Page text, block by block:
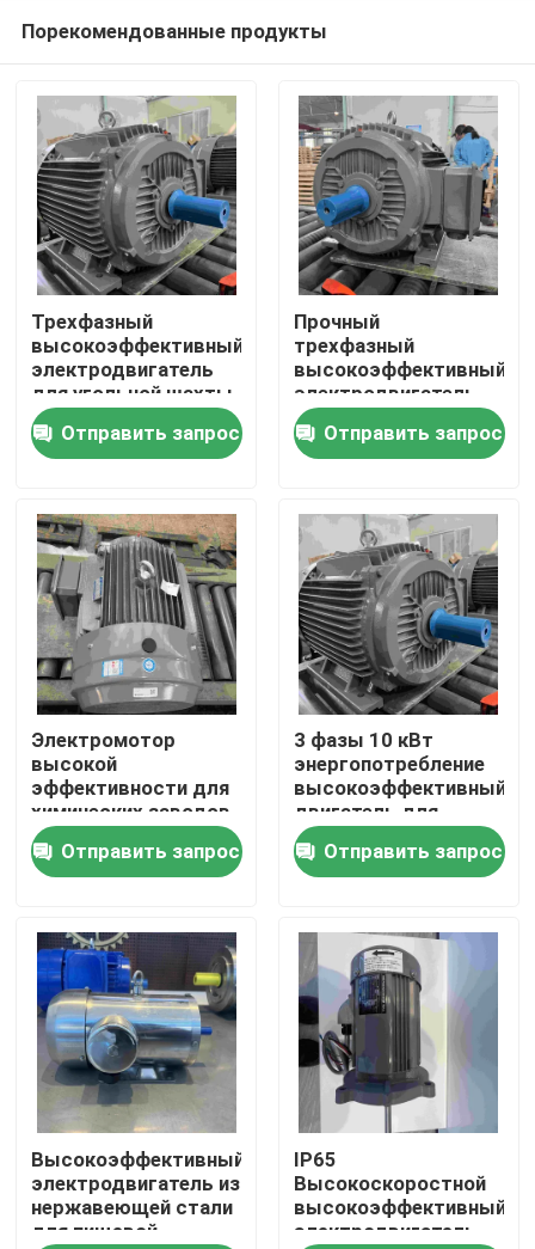
Дом
Продукты
Видео
О нас
Путешествие фабрики
Проверка качества
Свяжитесь мы
Спросите цитату
Электрический двигатель высокой эффективности
Электрические двигатели одиночной фазы
Порекомендованные продукты
Трехфазный
высокоэффективный
электродвигатель
для угольной шахты
Отправить запрос
Прочный
трехфазный
высокоэффективный
электродвигатель
для областей с
пылью с ГОСТом
Отправить запрос
Электромотор
высокой
эффективности для
химических заводов
Отправить запрос
3 фазы 10 кВт
энергопотребление
высокоэффективный
двигатель для
текстильной
фабрики
Отправить запрос
Высокоэффективный
электродвигатель из
нержавеющей стали
для пищевой
IP65
Высокоскоростной
высокоэффективный
электродвигатель